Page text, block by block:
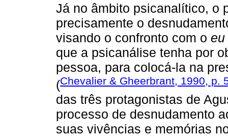
Já no âmbito psicanalítico, o
precisamente o
visando o confronto com o eu
que a psicanálise tenha por
pessoa, para colocá-la na
(Chevalier & Gheerbrant, 1990, p.
das três protagonistas de
processo de desnudamento
suas vivências e memórias